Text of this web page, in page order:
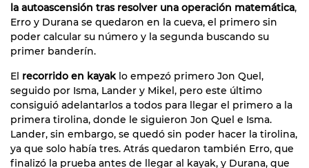
la autoascensión tras resolver una operación matemática,
Erro y Durana se quedaron en la cueva, el primero sin
poder calcular su número y la segunda buscando su
primer banderín.
El recorrido en kayaklo empezó primero Jon Quel,
seguido por Isma, Lander y Mikel, pero este último
consiguió adelantarlos a todos para llegar el primero a la
primera tirolina, donde le siguieron Jon Quel e Isma.
Lander, sin embargo, se quedó sin poder hacer la tirolina,
ya que solo había tres. Atrás quedaron también Erro, que
finalizó la prueba antes de llegar al kayak, y Durana, que